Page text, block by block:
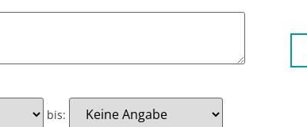
bis: